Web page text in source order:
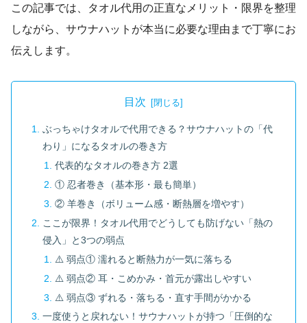
この記事では、タオル代用の正直なメリット・限界を整理
しながら、サウナハットが本当に必要な理由まで丁寧にお
伝えします。
目次
ぶっちゃけタオルで代用できる？サウナハットの「代
わり」になるタオルの巻き方
代表的なタオルの巻き方 2選
① 忍者巻き（基本形・最も簡単）
② 羊巻き（ボリューム感・断熱層を増やす）
ここが限界！タオル代用でどうしても防げない「熱の
侵入」と3つの弱点
⚠️ 弱点① 濡れると断熱力が一気に落ちる
⚠️ 弱点② 耳・こめかみ・首元が露出しやすい
⚠️ 弱点③ ずれる・落ちる・直す手間がかかる
一度使うと戻れない！サウナハットが持つ「圧倒的な